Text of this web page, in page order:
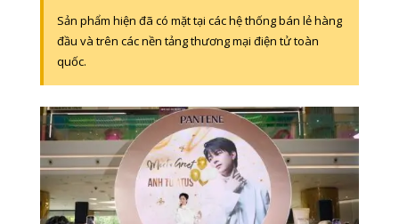
Sản phẩm hiện đã có mặt tại các hệ thống bán lẻ hàng
đầu và trên các nền tảng thương mại điện tử toàn
quốc.